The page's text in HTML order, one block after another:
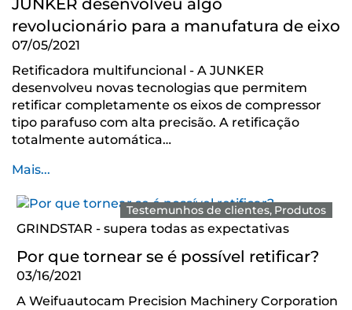
JUNKER desenvolveu algo
revolucionário para a manufatura de eixo
07/05/2021
Retificadora multifuncional - A JUNKER
desenvolveu novas tecnologias que permitem
retificar completamente os eixos de compressor
tipo parafuso com alta precisão. A retificação
totalmente automática…
Mais...
Testemunhos de clientes Produtos
GRINDSTAR - supera todas as expectativas
Por que tornear se é possível retificar?
03/16/2021
A Weifuautocam Precision Machinery Corporation